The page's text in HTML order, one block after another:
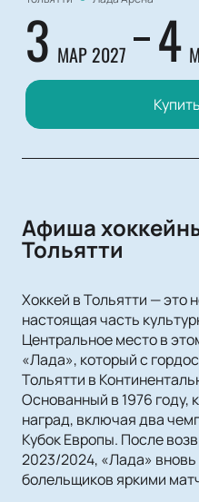
3 МАР 2027 4
Афиша
Тольятти
Хоккей в Тольятти — это
настоящая часть
Центральное место в
«Лада», который с
Тольятти в
Основанный в 1976 году,
наград, включая два
Кубок Европы. После
2023/2024, «Лада» вновь
болельщиков яркими